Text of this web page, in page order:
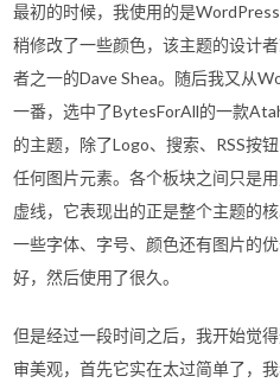
最初的时候，我使用的是
稍修改了一些颜色，该主题的设计
者之一的Dave Shea。随后我又从
一番，选中了BytesForAll的一款
的主题，除了Logo、搜索、RSS按
任何图片元素。各个板块之间只是
虚线，它表现出的正是整个主题的
一些字体、字号、颜色还有图片的
好，然后使用了很久。
但是经过一段时间之后，我开始觉
审美观，首先它实在太过简单了，